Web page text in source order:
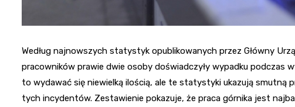
Według najnowszych statystyk opublikowanych przez Główny
pracowników prawie dwie osoby doświadczyły wypadku podczas
to wydawać się niewielką ilością, ale te statystyki ukazują smutną
tych incydentów. Zestawienie pokazuje, że praca górnika jest